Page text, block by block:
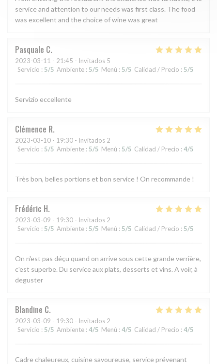
service and attention to our needs was first class. The food
was excellent and the choice of wine was great
Pasquale C
2023-03-11 - 21:45 - Invitados 5
Servicio : 5/5 Ambiente : 5/5 Menú : 5/5 Calidad / Precio : 5/5
Servizio eccellente
Clémence R
2023-03-10 - 19:30 - Invitados 2
Servicio : 5/5 Ambiente : 5/5 Menú : 5/5 Calidad / Precio : 4/5
Très bon, belles portions et bon service ! On recommande !
Frédéric H
2023-03-09 - 19:30 - Invitados 2
Servicio : 5/5 Ambiente : 5/5 Menú : 5/5 Calidad / Precio : 5/5
On n'est pas déçu quand on arrive sous cette grande verrière,
c'est superbe. Du service aux plats, desserts et vins. A voir, à
deguster
Blandine C
2023-03-09 - 19:30 - Invitados 2
Servicio : 5/5 Ambiente : 4/5 Menú : 4/5 Calidad / Precio : 4/5
Cadre chaleureux, cuisine savoureuse, service prévenant